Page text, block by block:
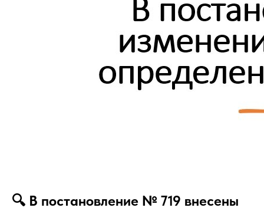
🔍 В постановление № 719 внесены